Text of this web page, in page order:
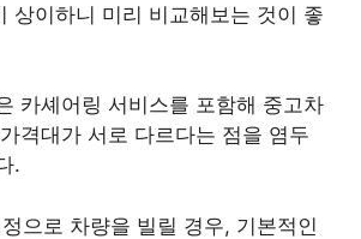
상이하니 미리 비교해보는 것이 좋
카셰어링 서비스를 포함해 중고차
격대가 서로 다르다는 점을 염두
.
으로 차량을 빌릴 경우, 기본적인